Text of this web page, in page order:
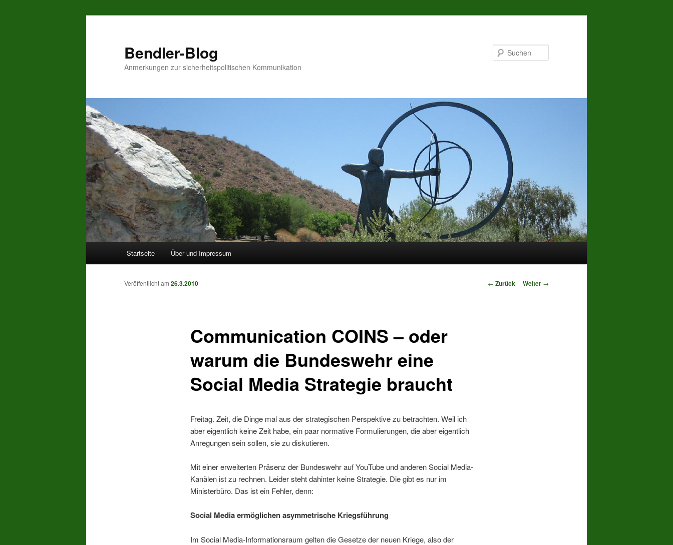
Bendler-Blog
Anmerkungen zur sicherheitspolitischen Kommunikation
Startseite Über und Impressum
Beitrags-
← Zurück Weiter →
Communication COINS – oder
warum die Bundeswehr eine
Social Media Strategie braucht
Veröffentlicht am 26.3.2010
Freitag. Zeit, die Dinge mal aus der strategischen Perspektive zu betrachten. Weil ich
aber eigentlich keine Zeit habe, ein paar normative Formulierungen, die aber eigentlich
Anregungen sein sollen, sie zu diskutieren.
Mit einer erweiterten Präsenz der Bundeswehr auf YouTube und anderen Social Media-
Kanälen ist zu rechnen. Leider steht dahinter keine Strategie. Die gibt es nur im
Ministerbüro. Das ist ein Fehler, denn:
Social Media ermöglichen asymmetrische Kriegsführung
Im Social Media-Informationsraum gelten die Gesetze der neuen Kriege, also der